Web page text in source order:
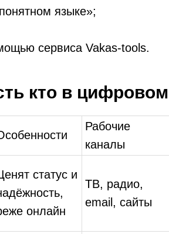
языке»;
сервиса Vakas-tools.
кто в
Рабочие
каналы
статус и
онлайн
ТВ, радио,
email, сайты